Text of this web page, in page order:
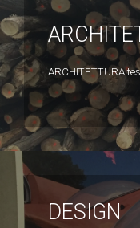
ARCHITETTURA
DESIGN